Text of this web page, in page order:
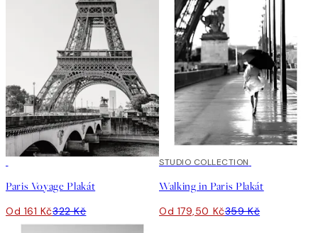
Paris Voyage Plakát
Od 161 Kč322 Kč
50%*
STUDIO COLLECTION
Walking in Paris Plakát
Od 179,50 Kč359 Kč